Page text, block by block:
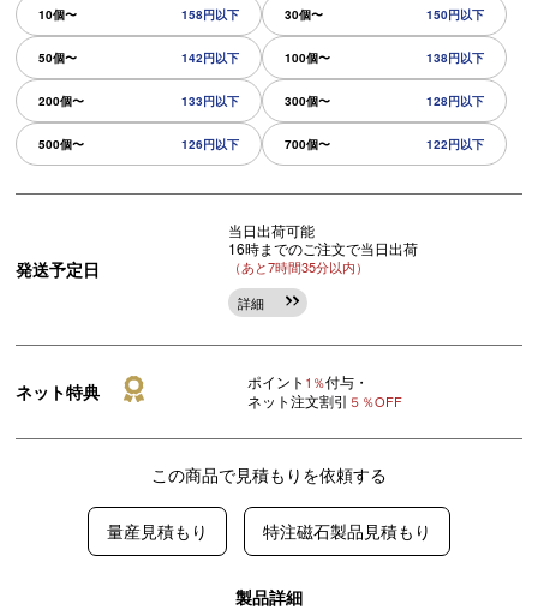
10個〜 158円以下 30個〜 150円以下
50個〜 142円以下 100個〜 138円以下
200個〜 133円以下 300個〜 128円以下
500個〜 126円以下 700個〜 122円以下
発送予定日
当日出荷可能
16時までのご注文で当日出荷
（あと7時間35分以内）
詳細
ネット特典 ポイント 1％付与・
ネット注文割引 ５％OFF
この商品で見積もりを依頼する
量産見積もり 特注磁石製品見積もり
製品詳細